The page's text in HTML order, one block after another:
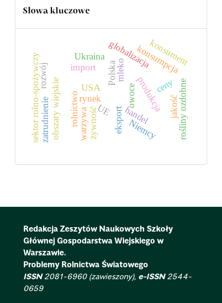
Słowa kluczowe
rolnictwo eksport
import
produkcja
Polska
obszary wiejskie
globalizacja
ceny
UE
konsumpcja
handel
rynek
żywność
konsument
zatrudnienie
owoce
sektor rolno-spożywczy mleko
rozwój
rośliny ozdobne
warzywa jakość
USA
Niemcy
Ukraina
Redakcja Zeszytów Naukowych Szkoły
Głównej Gospodarstwa Wiejskiego w
Warszawie.
Problemy Rolnictwa Światowego
ISSN2081-6960 (zawieszony), e-ISSN2544-
0659